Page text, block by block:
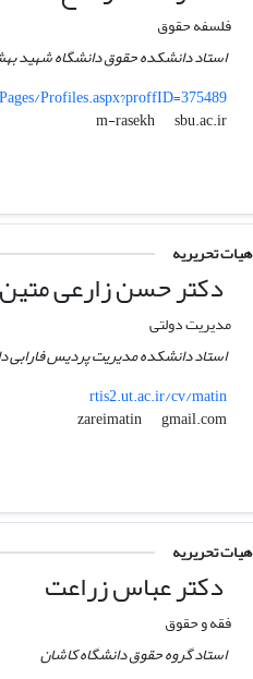
فلسفه حقوق
استاد دانشکده حقوق دانشگاه شهید
Profiles.aspx?proffID=375489
m-rasekh
sbu.ac.ir
هیات تحریریه
دکتر حسن زارعی متین
مدیریت دولتی
استاد دانشکده مدیریت پردیس فارابی
rtis2.ut.ac.ir/cv/matin
zareimatin
gmail.com
هیات تحریریه
دکتر عباس زراعت
فقه و حقوق
استاد گروه حقوق دانشگاه کاشان